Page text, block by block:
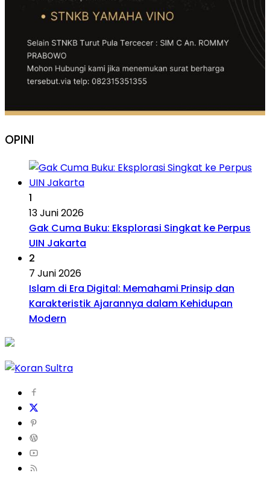
OPINI
1
13 Juni 2026
Gak Cuma Buku: Eksplorasi Singkat ke Perpus
UIN Jakarta
2
7 Juni 2026
Islam di Era Digital: Memahami Prinsip dan
Karakteristik Ajarannya dalam Kehidupan
Modern